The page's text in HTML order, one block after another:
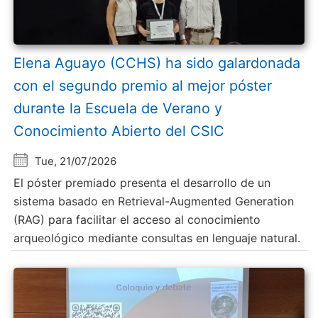
Elena Aguayo (CCHS) ha sido galardonada
con el segundo premio al mejor póster
durante la Escuela de Verano y
Conocimiento Abierto del CSIC
Tue, 21/07/2026
El póster premiado presenta el desarrollo de un
sistema basado en Retrieval-Augmented Generation
(RAG) para facilitar el acceso al conocimiento
arqueológico mediante consultas en lenguaje natural.